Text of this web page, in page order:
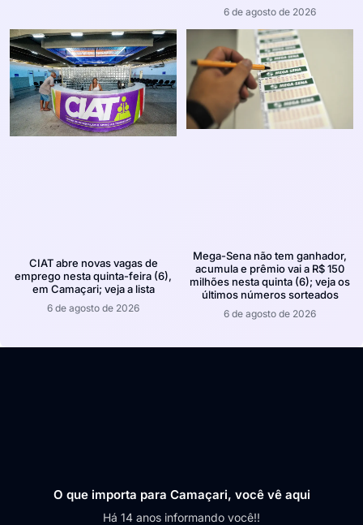
6 de agosto de 2026
CIAT abre novas vagas de
emprego nesta quinta-feira (6),
em Camaçari; veja a lista
6 de agosto de 2026
Mega-Sena não tem ganhador,
acumula e prêmio vai a R$ 150
milhões nesta quinta (6); veja os
últimos números sorteados
6 de agosto de 2026
O que importa para Camaçari, você vê aqui
Há 14 anos informando você!!